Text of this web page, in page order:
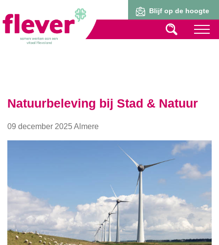
Blijf op de hoogte
Natuurbeleving bij Stad & Natuur
09 december 2025 Almere